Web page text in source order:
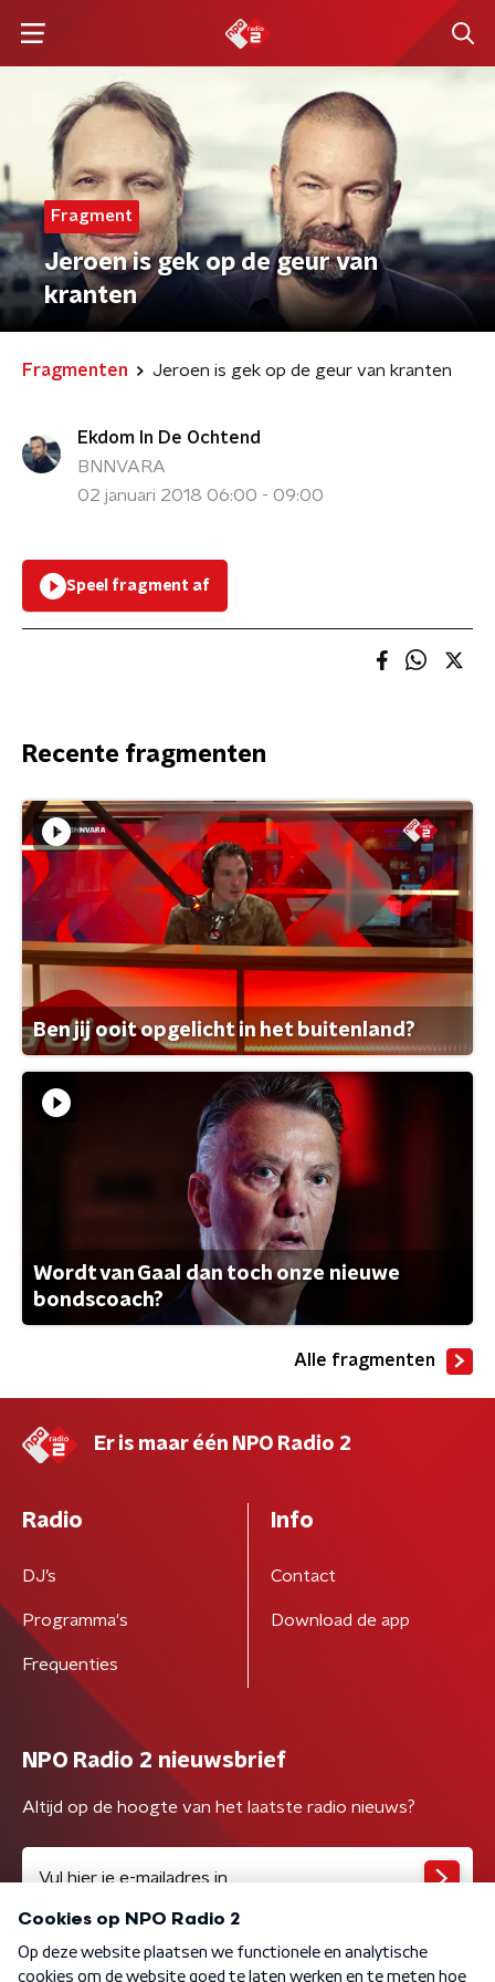
Fragment
Jeroen is gek op de geur van
kranten
Fragmenten Jeroen is gek op de geur van kranten
Ekdom In De Ochtend
BNNVARA
02 januari 2018 06:00 - 09:00
Speel fragment af
Recente fragmenten
Ben jij ooit opgelicht in het buitenland?
Wordt van Gaal dan toch onze nieuwe
bondscoach?
Alle fragmenten
Er is maar één NPO Radio 2
Radio
DJ’s
Programma's
Frequenties
Info
Contact
Download de app
NPO Radio 2 nieuwsbrief
Altijd op de hoogte van het laatste radio nieuws?